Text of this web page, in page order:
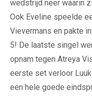
wedstrijd neer waarin
Ook Eveline speelde
Vievermans en pakte
5! De laatste singel
opnam tegen Atreya
eerste set verloor
een hele goede